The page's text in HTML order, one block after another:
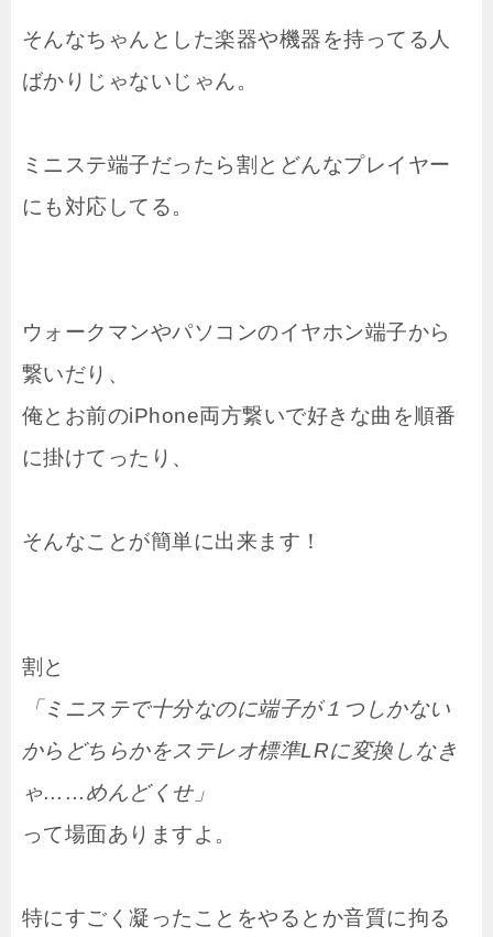
そんなちゃんとした楽器や機器を持ってる人
ばかりじゃないじゃん。
ミニステ端子だったら割とどんなプレイヤー
にも対応してる。
ウォークマンやパソコンのイヤホン端子から
繋いだり、
俺とお前のiPhone両方繋いで好きな曲を順番
に掛けてったり、
そんなことが簡単に出来ます！
割と
「ミニステで十分なのに端子が１つしかない
からどちらかをステレオ標準LRに変換しなき
ゃ……めんどくせ」
って場面ありますよ。
特にすごく凝ったことをやるとか音質に拘る